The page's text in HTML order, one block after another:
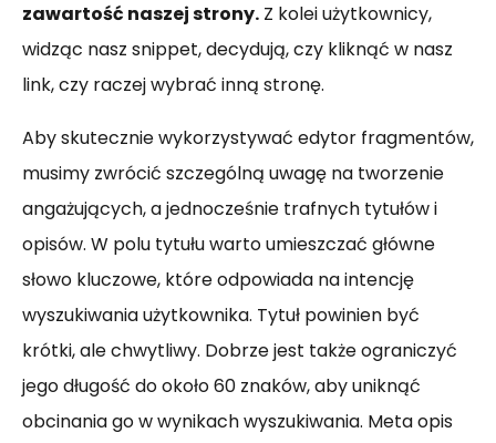
zawartość naszej strony. Z kolei użytkownicy,
widząc nasz snippet, decydują, czy kliknąć w nasz
link, czy raczej wybrać inną stronę.
Aby skutecznie wykorzystywać edytor fragmentów,
musimy zwrócić szczególną uwagę na tworzenie
angażujących, a jednocześnie trafnych tytułów i
opisów. W polu tytułu warto umieszczać główne
słowo kluczowe, które odpowiada na intencję
wyszukiwania użytkownika. Tytuł powinien być
krótki, ale chwytliwy. Dobrze jest także ograniczyć
jego długość do około 60 znaków, aby uniknąć
obcinania go w wynikach wyszukiwania. Meta opis